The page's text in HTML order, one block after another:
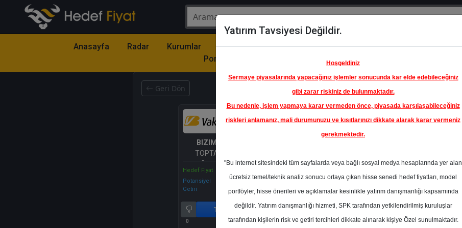
Anasayfa Radar Kurumlar
Model
Portföy
Hisse
Öne
Çıkanlar
Raporlar Partnerlerimiz
Geri Dön
BIZIM
TOPTAN SATIŞ
MAĞAZALARI A.Ş.
Hedef Fiyat
Potansiyel
Getiri
%0.00
0
Tut
0
En Yüksek Tahmin
Ortalama Fiyat
Tahmini
Yatırım Tavsiyesi Değildir.
Hoşgeldiniz
Sermaye piyasalarında yapacağınız işlemler sonucunda kar elde edebileceğiniz
gibi zarar riskiniz de bulunmaktadır.
Bu nedenle, işlem yapmaya karar vermeden önce, piyasada karşılaşabileceğiniz
riskleri anlamanız, mali durumunuzu ve kısıtlarınızı dikkate alarak karar vermeniz
gerekmektedir.
"Bu internet sitesindeki tüm sayfalarda veya bağlı sosyal medya hesaplarında yer alan
ücretsiz temel/teknik analiz sonucu ortaya çıkan hisse senedi hedef fiyatları, model
portföyler, hisse önerileri ve açıklamalar kesinlikle yatırım danışmanlığı kapsamında
değildir. Yatırım danışmanlığı hizmeti, SPK tarafından yetkilendirilmiş kuruluşlar
tarafından kişilerin risk ve getiri tercihleri dikkate alınarak kişiye Özel sunulmaktadır.